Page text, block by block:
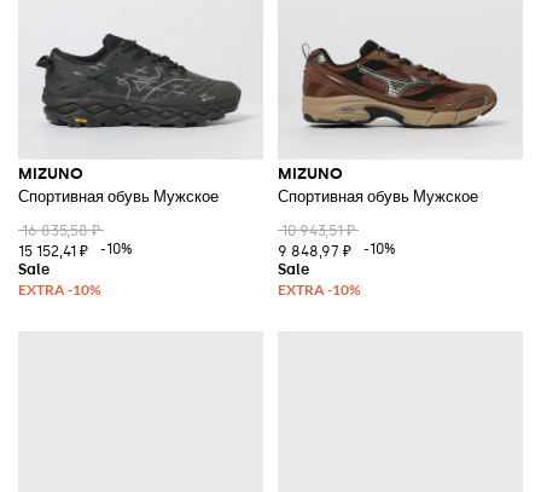
MIZUNO
Спортивная обувь Мужское
16 835,58 ₽
15 152,41 ₽
-10%
MIZUNO
Спортивная обувь Мужское
10 943,51 ₽
9 848,97 ₽
-10%